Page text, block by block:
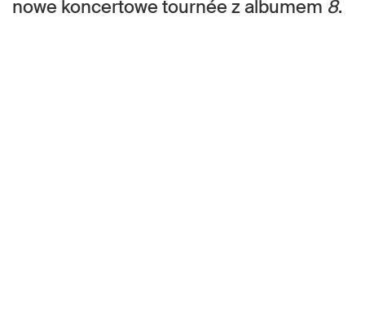
nowe koncertowe tournée z albumem 8.